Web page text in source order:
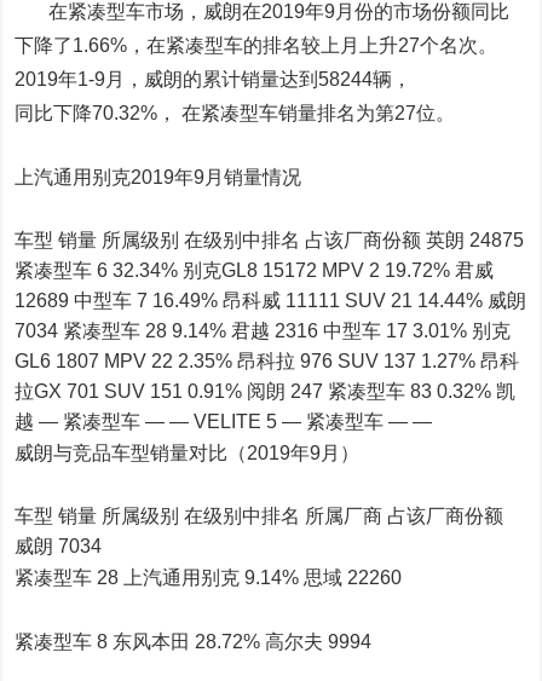
在紧凑型车市场，威朗在2019年9月份的市场份额同比
下降了1.66%，在紧凑型车的排名较上月上升27个名次。
2019年1-9月，威朗的累计销量达到58244辆，
同比下降70.32%， 在紧凑型车销量排名为第27位。
上汽通用别克2019年9月销量情况
车型 销量 所属级别 在级别中排名 占该厂商份额 英朗 24875
紧凑型车 6 32.34% 别克GL8 15172 MPV 2 19.72% 君威
12689 中型车 7 16.49% 昂科威 11111 SUV 21 14.44% 威朗
7034 紧凑型车 28 9.14% 君越 2316 中型车 17 3.01% 别克
GL6 1807 MPV 22 2.35% 昂科拉 976 SUV 137 1.27% 昂科
拉GX 701 SUV 151 0.91% 阅朗 247 紧凑型车 83 0.32% 凯
越 — 紧凑型车 — — VELITE 5 — 紧凑型车 — —
威朗与竞品车型销量对比（2019年9月）
车型 销量 所属级别 在级别中排名 所属厂商 占该厂商份额
威朗 7034
紧凑型车 28 上汽通用别克 9.14% 思域 22260
紧凑型车 8 东风本田 28.72% 高尔夫 9994